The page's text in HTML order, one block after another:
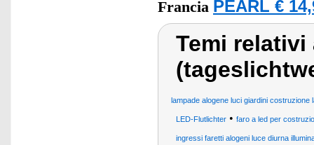
Francia PEARL €
Temi relativi
lampade alogene luci giardini
LED-Flutlichter • faro a led per
ingressi faretti alogeni luce diurna